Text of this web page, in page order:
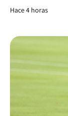
Hace 4 horas